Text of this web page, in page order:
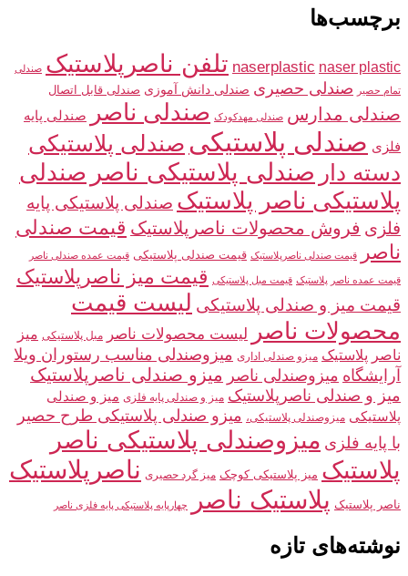
برچسب‌ها
naserplastic naser plastic تلفن ناصرپلاستیک صندلی
تمام حصیر
صندلی حصیری صندلی دانش آموزی صندلی قابل اتصال
صندلی مدارس صندلی مهدکودک صندلی ناصر صندلی پایه
فلزی صندلی پلاستیکی صندلی پلاستیکی
دسته دار صندلی پلاستیکی ناصر صندلی
پلاستیکی ناصر پلاستیک صندلی پلاستیکی پایه
فلزی فروش محصولات ناصرپلاستیک قیمت صندلی
ناصر
قیمت صندلی ناصرپلاستیک قیمت صندلی پلاستیکی قیمت عمده صندلی ناصر
قیمت عمده ناصر پلاستیک قیمت مبل پلاستیکی قیمت میز ناصرپلاستیک
قیمت میز و صندلی پلاستیکی لیست قیمت
محصولات ناصر
لیست محصولات ناصر مبل پلاستیکی میز
ناصر پلاستیک میزو صندلی اداری میزوصندلی مناسب رستوران ویلا
آرایشگاه میزوصندلی ناصر میزو صندلی ناصرپلاستیک
میز و صندلی ناصرپلاستیک میز و صندلی پایه فلزی میز و صندلی
پلاستیکی میزوصندلی پلاستیکی، میزو صندلی پلاستیکی طرح حصیر
با پایه فلزی میزوصندلی پلاستیکی ناصر
پلاستیک میز پلاستیکی کوچک میز گرد حصیری ناصرپلاستیک
ناصر پلاستیک پلاستیک ناصر چهارپایه پلاستیکی پایه فلزی ناصر
نوشته‌های تازه